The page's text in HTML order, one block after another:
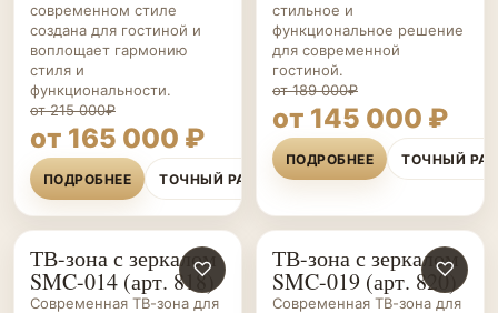
современном стиле
создана для гостиной и
воплощает гармонию
стиля и
функциональности.
от 215 000₽
от 165 000 ₽
ПОДРОБНЕЕ ТОЧНЫЙ РАСЧЁТ
стильное и
функциональное решение
для современной
гостиной.
от 189 000₽
от 145 000 ₽
ПОДРОБНЕЕ ТОЧНЫЙ
ГОСТИНЫЕ НА ЗАКАЗ
♡
ТВ-зона с зеркалом
SMC-014 (арт. 818)
Современная ТВ-зона для
ГОСТИНЫЕ НА ЗАКАЗ
♡
ТВ-зона с зеркалом
SMC-019 (арт. 820)
Современная ТВ-зона для